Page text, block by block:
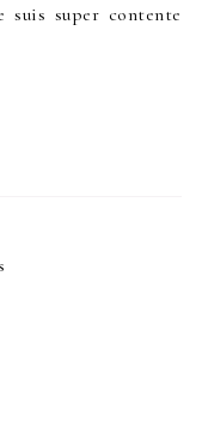
super contente